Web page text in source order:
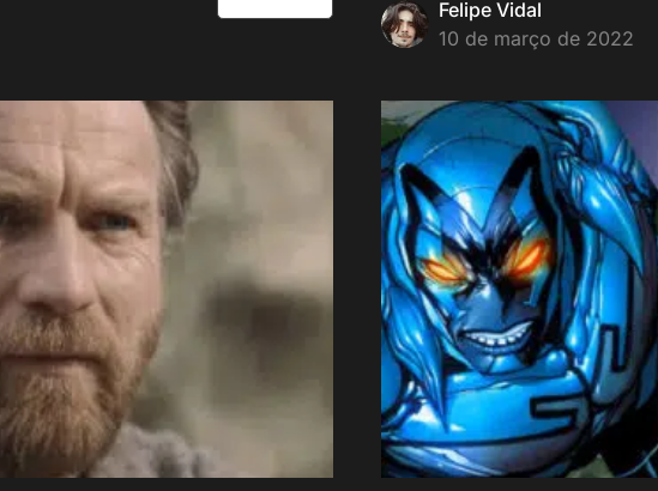
Felipe Vidal
10 de março de 2022